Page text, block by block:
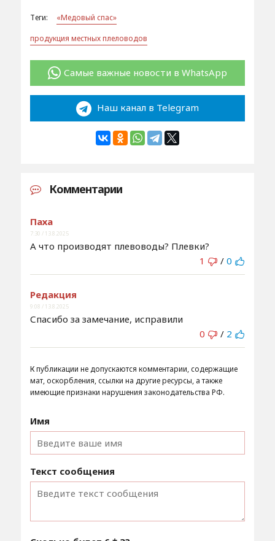
Теги:
«Медовый спас»
продукция местных плеловодов
Самые важные новости в WhatsApp
Наш канал в Telegram
Комментарии
Паха
7:30 / 13.8.2025
А что производят плевоводы? Плевки?
1
/ 0
Редакция
9:08 / 13.8.2025
Спасибо за замечание, исправили
0
/ 2
К публикации не допускаются комментарии, содержащие
мат, оскорбления, ссылки на другие ресурсы, а также
имеющие признаки нарушения законодательства РФ.
Имя
Текст сообщения